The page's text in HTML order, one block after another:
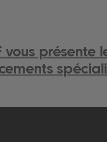
vous présente